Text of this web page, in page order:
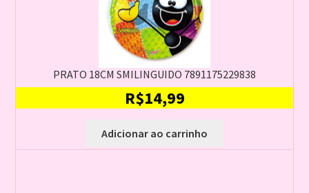
PRATO 18CM SMILINGUIDO 7891175229838
R$14,99
Adicionar ao carrinho